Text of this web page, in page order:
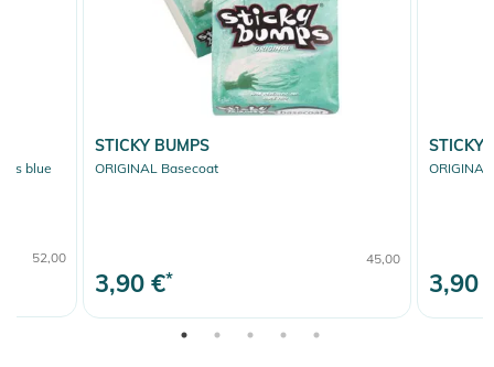
blue
52,00
STICKY BUMPS
ORIGINAL Basecoat
45,00
3,90 €*
STICKY
3,90